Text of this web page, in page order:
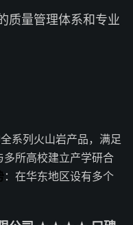
质量管理体系和专业
系列火山岩产品，满足
多所高校建立产学研合
：在华东地区设有多个